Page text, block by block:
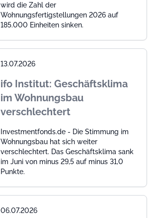
wird die Zahl der
Wohnungsfertigstellungen 2026 auf
185.000 Einheiten sinken.
13.07.2026
ifo Institut: Geschäftsklima
im Wohnungsbau
verschlechtert
Investmentfonds.de - Die Stimmung im
Wohnungsbau hat sich weiter
verschlechtert. Das Geschäftsklima sank
im Juni von minus 29,5 auf minus 31,0
Punkte.
06.07.2026